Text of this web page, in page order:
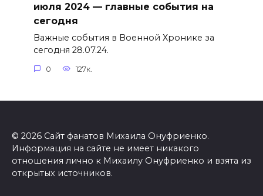
июля 2024 — главные события на
сегодня
Важные события в Военной Хронике за
сегодня 28.07.24.
0 127к.
© 2026 Сайт фанатов Михаила Онуфриенко.
Информация на сайте не имеет никакого
отношения лично к Михаилу Онуфриенко и взята из
открытых источников.